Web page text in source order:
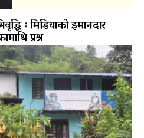
ः मिडियाको इमानदार
प्रश्न